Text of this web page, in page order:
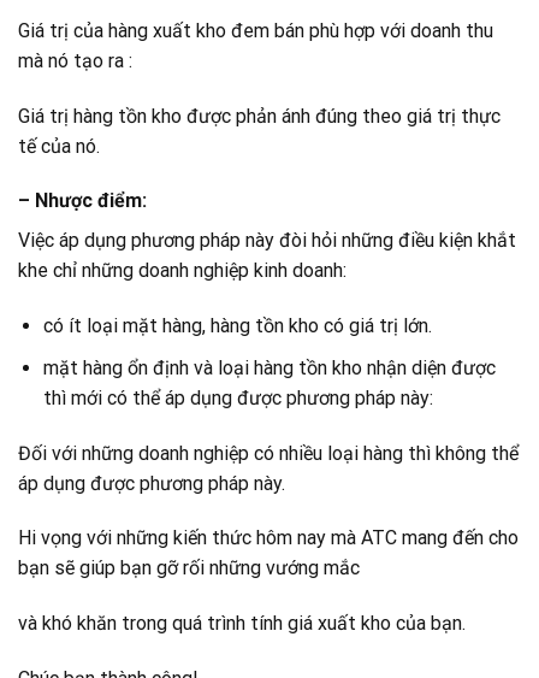
Giá trị của hàng xuất kho đem bán phù hợp với doanh thu
mà nó tạo ra :
Giá trị hàng tồn kho được phản ánh đúng theo giá trị thực
tế của nó.
– Nhược điểm:
Việc áp dụng phương pháp này đòi hỏi những điều kiện khắt
khe chỉ những doanh nghiệp kinh doanh:
có ít loại mặt hàng, hàng tồn kho có giá trị lớn.
mặt hàng ổn định và loại hàng tồn kho nhận diện được
thì mới có thể áp dụng được phương pháp này:
Đối với những doanh nghiệp có nhiều loại hàng thì không thể
áp dụng được phương pháp này.
Hi vọng với những kiến thức hôm nay mà ATC mang đến cho
bạn sẽ giúp bạn gỡ rối những vướng mắc
và khó khăn trong quá trình tính giá xuất kho của bạn.